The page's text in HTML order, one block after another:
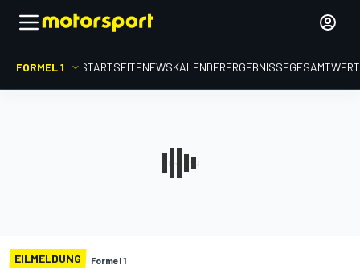
FORMEL 1 STARTSEITENEWSKALENDERERGEBNISSE
EILMELDUNG Formel 1